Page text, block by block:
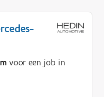
voor een job in